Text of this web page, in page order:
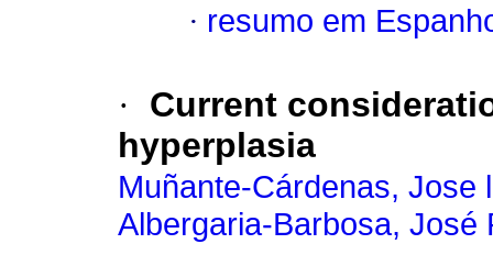
· resumo em
·
Current
hyperplasia
Muñante-Cárdenas, Jose
Albergaria-Barbosa, José